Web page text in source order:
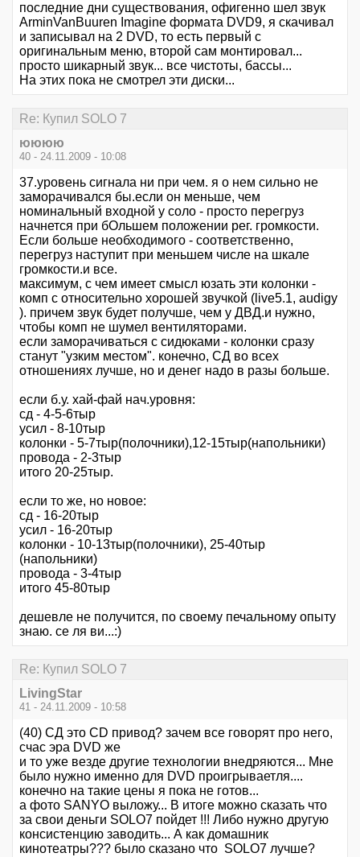
последние дни существования, офигенно шел звук
ArminVanBuuren Imagine формата DVD9, я скачивал
и записывал на 2 DVD, то есть первый с
оригинальным меню, второй сам монтировал...
просто шикарный звук... все чистоты, бассы...
На этих пока не смотрел эти диски...
Re: Купил SOLO 7
юююю
40 - 24.11.2009 - 10:08
37.уровень сигнала ни при чем. я о нем сильно не
заморачивался бы.если он меньше, чем
номинальный входной у соло - просто перегруз
начнется при бОльшем положении рег. громкости.
Если больше необходимого - соответственно,
перегруз наступит при меньшем числе на шкале
громкости.и все.
максимум, с чем имеет смысл юзать эти колонки -
комп с относительно хорошей звучкой (live5.1, audigy
). причем звук будет получше, чем у ДВД.и нужно,
чтобы комп не шумел вентиляторами.
если заморачиваться с сидюками - колонки сразу
станут "узким местом". конечно, СД во всех
отношениях лучше, но и денег надо в разы больше.
если б.у. хай-фай нач.уровня:
сд - 4-5-6тыр
усил - 8-10тыр
колонки - 5-7тыр(полочники),12-15тыр(напольники)
провода - 2-3тыр
итого 20-25тыр.
если то же, но новое:
сд - 16-20тыр
усил - 16-20тыр
колонки - 10-13тыр(полочники), 25-40тыр
(напольники)
провода - 3-4тыр
итого 45-80тыр
дешевле не получится, по своему печальному опыту
знаю. се ля ви...:)
Re: Купил SOLO 7
LivingStar
41 - 24.11.2009 - 10:58
(40) СД это CD привод? зачем все говорят про него,
счас эра DVD же
и то уже везде другие технологии внедряются... Мне
было нужно именно для DVD проигрываетля....
конечно на такие цены я пока не готов...
а фото SANYO выложу... В итоге можно сказать что
за свои деньги SOLO7 пойдет !!! Либо нужно другую
консистенцию заводить... А как домашник
кинотеатры??? было сказано что SOLO7 лучше?